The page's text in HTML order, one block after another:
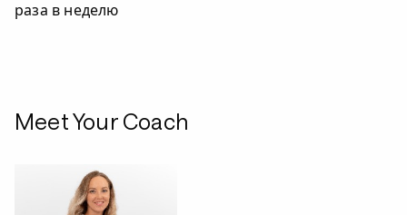
раза в неделю
Meet Your Coach